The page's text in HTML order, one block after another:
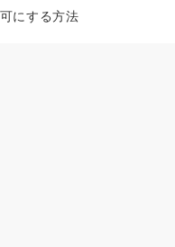
にする方法